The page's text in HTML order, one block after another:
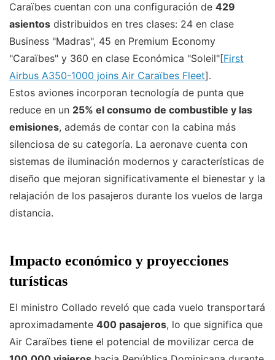
Caraïbes cuentan con una configuración de 429
asientos distribuidos en tres clases: 24 en clase
Business "Madras", 45 en Premium Economy
"Caraïbes" y 360 en clase Económica "Soleil"[First
Airbus A350-1000 joins Air Caraïbes Fleet].
Estos aviones incorporan tecnología de punta que
reduce en un 25% el consumo de combustible y las
emisiones, además de contar con la cabina más
silenciosa de su categoría. La aeronave cuenta con
sistemas de iluminación modernos y características de
diseño que mejoran significativamente el bienestar y la
relajación de los pasajeros durante los vuelos de larga
distancia.
Impacto económico y proyecciones
turísticas
El ministro Collado reveló que cada vuelo transportará
aproximadamente 400 pasajeros, lo que significa que
Air Caraïbes tiene el potencial de movilizar cerca de